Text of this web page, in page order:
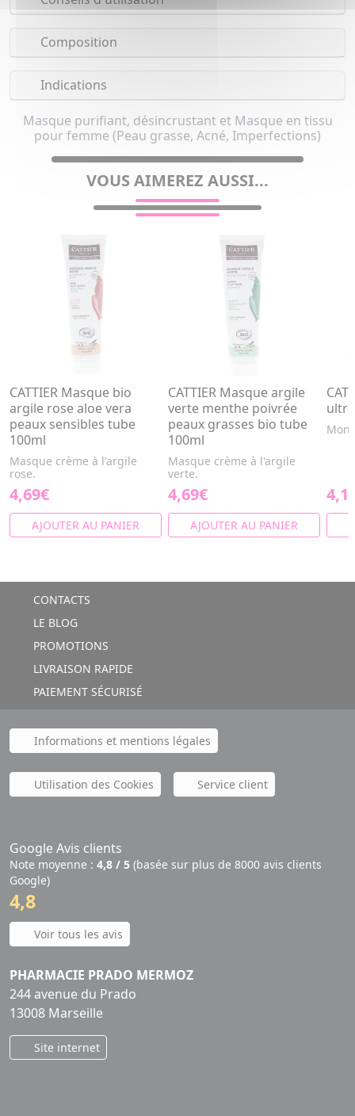
Composition
Indications
Masque purifiant, désincrustant et Masque en tissu
pour femme (Peau grasse, Acné, Imperfections)
VOUS AIMEREZ AUSSI...
CATTIER Masque bio
argile rose aloe vera
peaux sensibles tube
100ml
Masque crème à l'argile
rose.
4,69€
AJOUTER AU PANIER
CATTIER Masque argile
verte menthe poivrée
peaux grasses bio tube
100ml
Masque crème à l'argile
verte.
4,69€
AJOUTER AU PANIER
CONTACTS
LE BLOG
PROMOTIONS
LIVRAISON RAPIDE
PAIEMENT SÉCURISÉ
Informations et mentions légales
Utilisation des Cookies Service client
Google Avis clients
Note moyenne : 4,8 / 5 (basée sur plus de 8000 avis clients
Google)
4,8
Voir tous les avis
PHARMACIE PRADO MERMOZ
244 avenue du Prado
13008 Marseille
Site internet